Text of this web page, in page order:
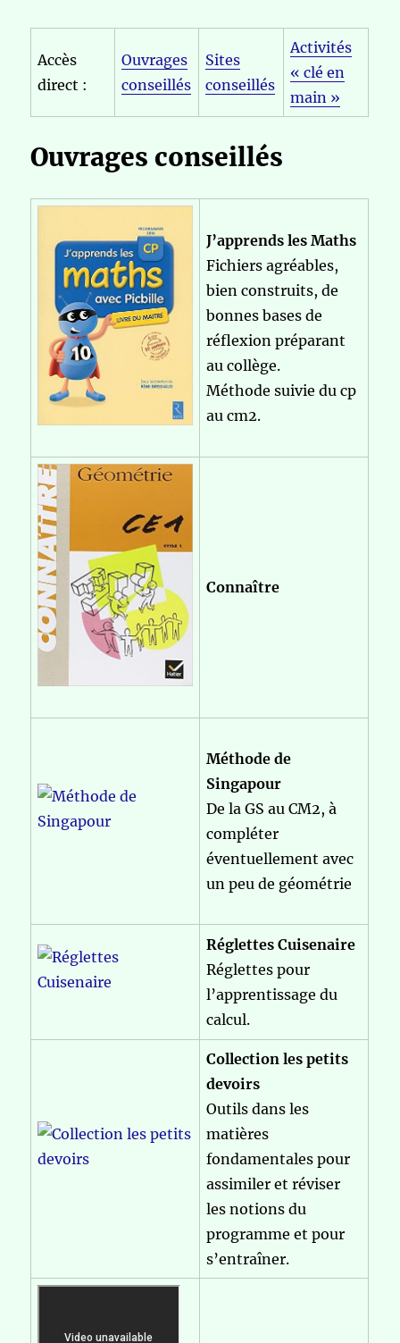
Accès
direct :
Ouvrages
conseillés
Sites
conseillés
Activités
« clé en
main »
Ouvrages conseillés
J’apprends les Maths
Fichiers agréables,
bien construits, de
bonnes bases de
réflexion préparant
au collège.
Méthode suivie du cp
au cm2.
Connaître
Méthode de
Singapour
De la GS au CM2, à
compléter
éventuellement avec
un peu de géométrie
Réglettes Cuisenaire
Réglettes pour
l’apprentissage du
calcul.
Collection les petits
devoirs
Outils dans les
matières
fondamentales pour
assimiler et réviser
les notions du
programme et pour
s’entraîner.